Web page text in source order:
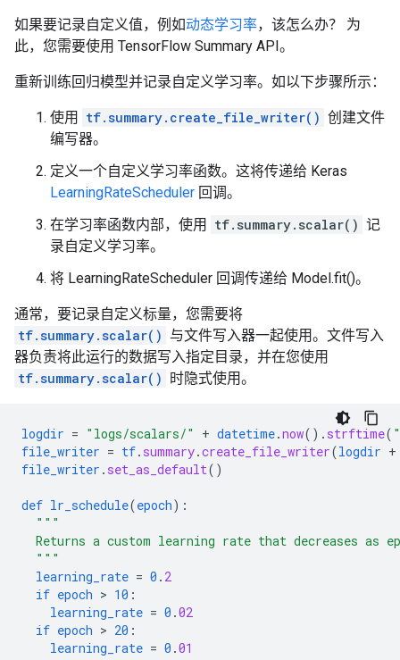
如果要记录自定义值，例如动态学习率，该怎么办？ 为
此，您需要使用 TensorFlow Summary API。
重新训练回归模型并记录自定义学习率。如以下步骤所示：
使用 tf.summary.create_file_writer() 创建文件
编写器。
定义一个自定义学习率函数。这将传递给 Keras
LearningRateScheduler 回调。
在学习率函数内部，使用
tf.summary.scalar() 记
录自定义学习率。
将 LearningRateScheduler 回调传递给 Model.fit()。
通常，要记录自定义标量，您需要将
tf.summary.scalar() 与文件写入器一起使用。文件写入
器负责将此运行的数据写入指定目录，并在您使用
tf.summary.scalar() 时隐式使用。
logdir = "logs/scalars/" + datetime.now() . strftime(
file_writer = tf. summary.create_file_writer(logdir +
file_writer . set_as_default()
def lr_schedule(epoch):
"""
Returns a custom learning rate that decreases as
  """
learning_rate = 0 . 2
if epoch > 10 :
learning_rate = 0 .02
if epoch > 20 :
learning_rate = 0 .01